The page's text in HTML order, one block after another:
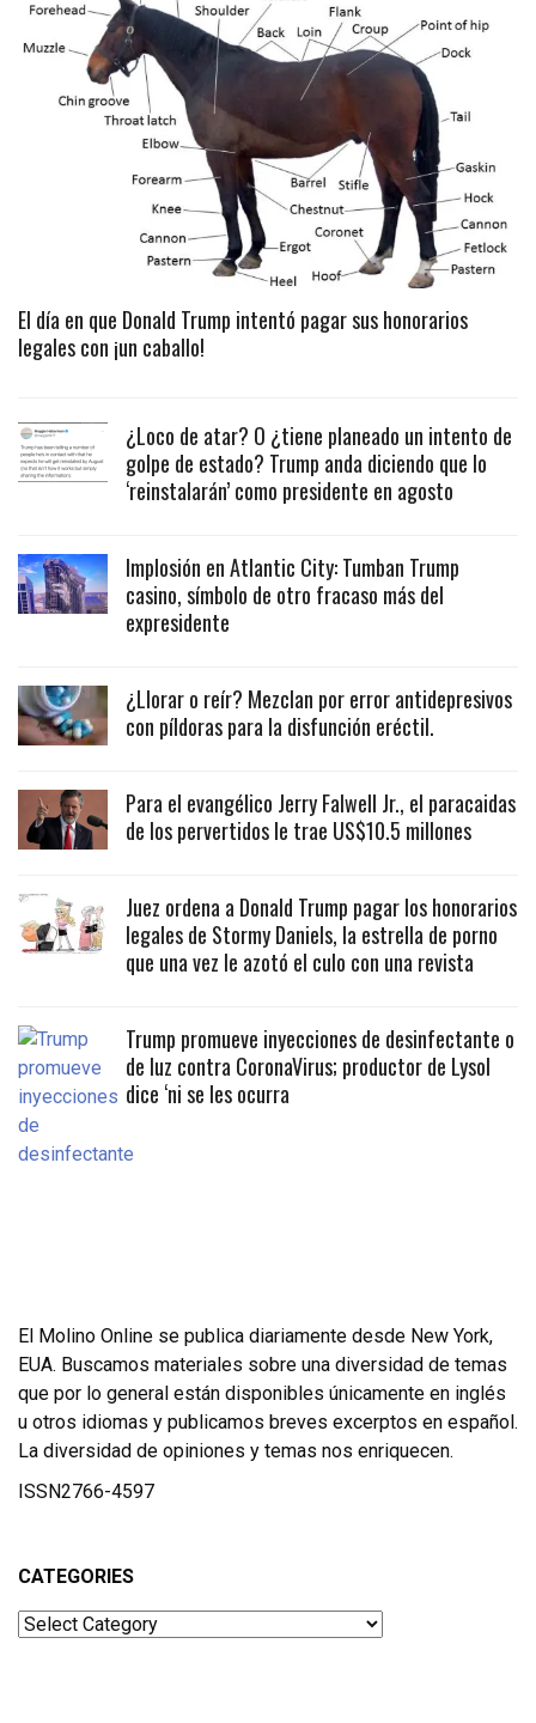
El día en que Donald Trump intentó pagar sus honorarios
legales con ¡un caballo!
¿Loco de atar? O ¿tiene planeado un intento de
golpe de estado? Trump anda diciendo que lo
‘reinstalarán’ como presidente en agosto
Implosión en Atlantic City: Tumban Trump
casino, símbolo de otro fracaso más del
expresidente
¿Llorar o reír? Mezclan por error antidepresivos
con píldoras para la disfunción eréctil.
Para el evangélico Jerry Falwell Jr., el paracaidas
de los pervertidos le trae US$10.5 millones
Juez ordena a Donald Trump pagar los honorarios
legales de Stormy Daniels, la estrella de porno
que una vez le azotó el culo con una revista
Trump promueve inyecciones de desinfectante o
de luz contra CoronaVirus; productor de Lysol
dice ‘ni se les ocurra
El Molino Online se publica diariamente desde New York,
EUA. Buscamos materiales sobre una diversidad de temas
que por lo general están disponibles únicamente en inglés
u otros idiomas y publicamos breves excerptos en español.
La diversidad de opiniones y temas nos enriquecen.
ISSN2766-4597
CATEGORIES
Categories